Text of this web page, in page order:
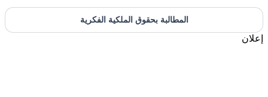
المطالبة بحقوق الملكية الفكرية
إعلان